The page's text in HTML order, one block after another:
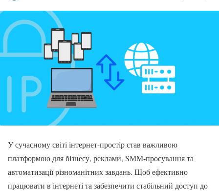
У сучасному світі інтернет-простір став важливою
платформою для бізнесу, реклами, SMM-просування та
автоматизації різноманітних завдань. Щоб ефективно
працювати в інтернеті та забезпечити стабільний доступ до